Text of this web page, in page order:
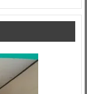
Setiono
Rayakan
Tahun